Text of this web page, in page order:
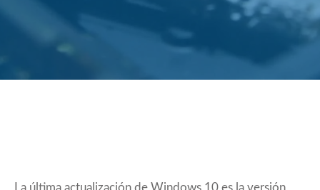
La última actualización de Windows 10 es la versión